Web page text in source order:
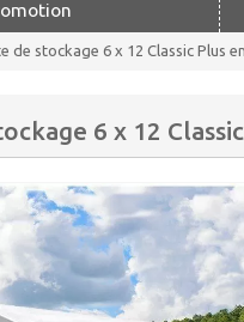
de stockage 6 x 12 Classic Plus
6 x 12